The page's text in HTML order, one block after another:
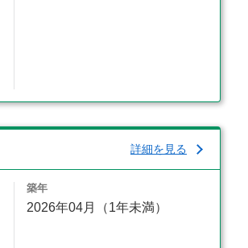
詳細を見る
築年
2026年04月（1年未満）